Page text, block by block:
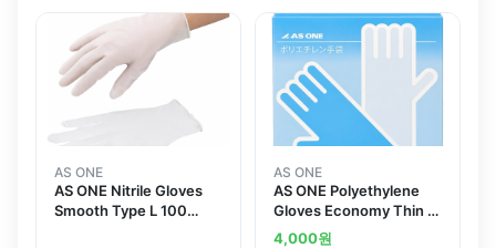
AS ONE
AS ONE Nitrile Gloves
Smooth Type L 100
AS ONE
AS ONE Polyethylene
Gloves Economy Thin L
100 Piecesand others
4,000원